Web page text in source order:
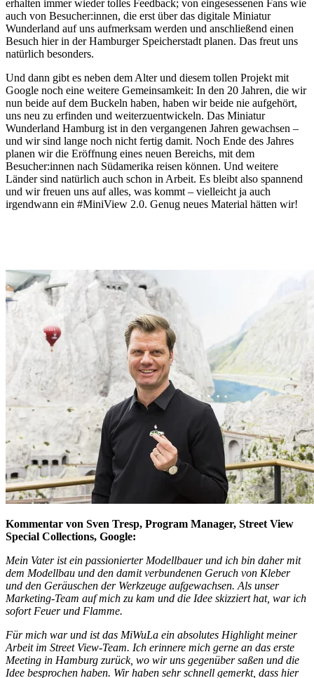
von
#MiniView
im Januar
2016.
der auf den
Miniaturstraßen
unterwegs war
und
Aufnahmen
erhalten immer wieder tolles Feedback; von eingesessenen Fans wie
auch von Besucher:innen, die erst über das digitale Miniatur
Wunderland auf uns aufmerksam werden und anschließend einen
Besuch hier in der Hamburger Speicherstadt planen. Das freut uns
natürlich besonders.
Und dann gibt es neben dem Alter und diesem tollen Projekt mit
Google noch eine weitere Gemeinsamkeit: In den 20 Jahren, die wir
nun beide auf dem Buckeln haben, haben wir beide nie aufgehört,
uns neu zu erfinden und weiterzuentwickeln. Das Miniatur
Wunderland Hamburg ist in den vergangenen Jahren gewachsen –
und wir sind lange noch nicht fertig damit. Noch Ende des Jahres
planen wir die Eröffnung eines neuen Bereichs, mit dem
Besucher:innen nach Südamerika reisen können. Und weitere
Länder sind natürlich auch schon in Arbeit. Es bleibt also spannend
und wir freuen uns auf alles, was kommt – vielleicht ja auch
irgendwann ein #MiniView 2.0. Genug neues Material hätten wir!
Kommentar von Sven Tresp, Program Manager, Street View
Special Collections, Google:
Mein Vater ist ein passionierter Modellbauer und ich bin daher mit
dem Modellbau und den damit verbundenen Geruch von Kleber
und den Geräuschen der Werkzeuge aufgewachsen. Als unser
Marketing-Team auf mich zu kam und die Idee skizziert hat, war ich
sofort Feuer und Flamme.
Für mich war und ist das MiWuLa ein absolutes Highlight meiner
Arbeit im Street View-Team. Ich erinnere mich gerne an das erste
Meeting in Hamburg zurück, wo wir uns gegenüber saßen und die
Idee besprochen haben. Wir haben sehr schnell gemerkt, dass hier